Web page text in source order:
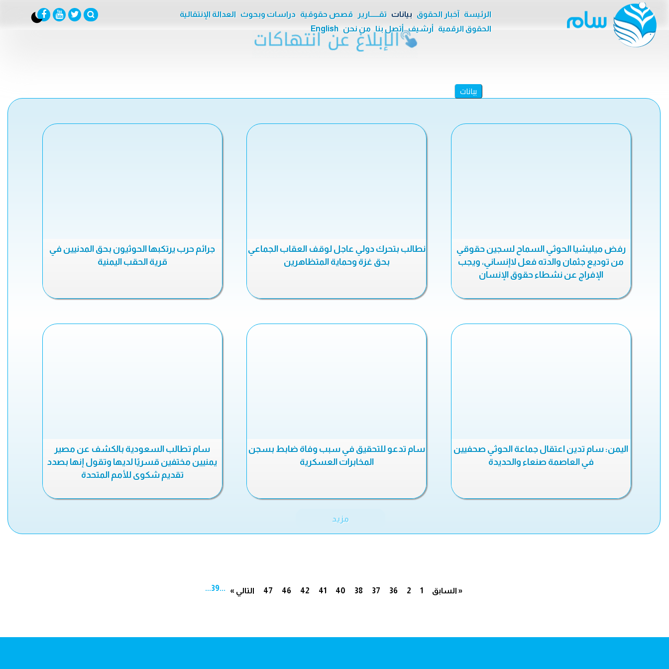
الرئيسة آخبار الحقوق بيانات تقــــــارير قصص حقوقية دراسات وبحوث
العدالة الإنتقالية
الحقوق الرقمية
أرشيف أتصل بنا من نحن English
بيانات
رفض ميليشيا الحوثي السماح لسجين حقوقي
من توديع جثمان والدته فعل لاإنساني، ويجب
الإفراج عن نشطاء حقوق الإنسان
نطالب بتحرك دولي عاجل لوقف العقاب الجماعي
بحق غزة وحماية المتظاهرين
جرائم حرب يرتكبها الحوثيون بحق المدنيين في
قرية الحقب اليمنية
اليمن: سام تدين اعتقال جماعة الحوثي صحفيين
في العاصمة صنعاء والحديدة
سام تدعو للتحقيق في سبب وفاة ضابط بسجن
المخابرات العسكرية
سام تطالب السعودية بالكشف عن مصير
يمنيين مختفين قسريًا لديها وتقول إنها بصدد
تقديم شكوى للأمم المتحدة
مزيد
« السابق 1
2
... 36
37
38
39 40
41
42
... 46
47 التالي »